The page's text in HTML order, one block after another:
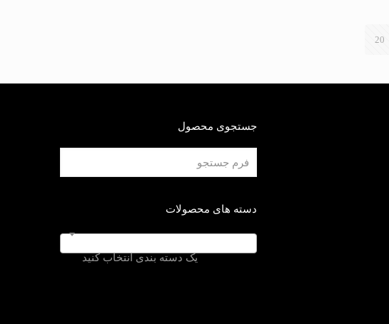
20
جستجوی محصول
دسته های محصولات
یک دسته بندی انتخاب کنید